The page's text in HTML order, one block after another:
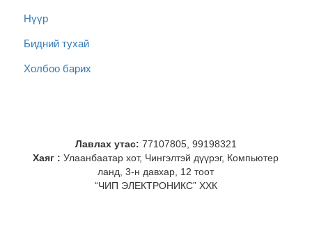
Нүүр
Бидний тухай
Холбоо барих
Лавлах утас: 77107805, 99198321
Хаяг : Улаанбаатар хот, Чингэлтэй дүүрэг, Компьютер
ланд, 3-н давхар, 12 тоот
“ЧИП ЭЛЕКТРОНИКС” ХХК